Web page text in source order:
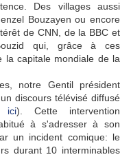
Des villages aussi
Bouzayen ou encore
de CNN, de la BBC et
qui, grâce à ces
la capitale mondiale de la
notre Gentil président
discours télévisé diffusé
ici). Cette intervention
à s'adresser à son
un incident comique: le
durant 10 interminables